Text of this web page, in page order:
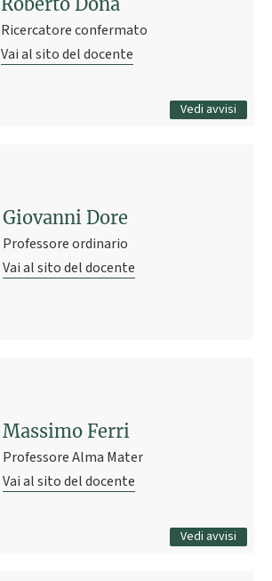
Ricercatore confermato
Vai al sito del docente
Vedi avvisi
Tutti gli avvisi
Giovanni Dore
Professore ordinario
Vai al sito del docente
Massimo Ferri
Professore Alma Mater
Vai al sito del docente
Vedi avvisi
1 giugno 2010 01:45
Tutti gli avvisi